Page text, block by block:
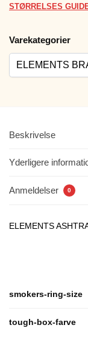
STØRRELSES
Varekategorier
Beskrivelse
Yderligere
Anmeldelser 0
ELEMENTS
smokers-ring-size
tough-box-farve